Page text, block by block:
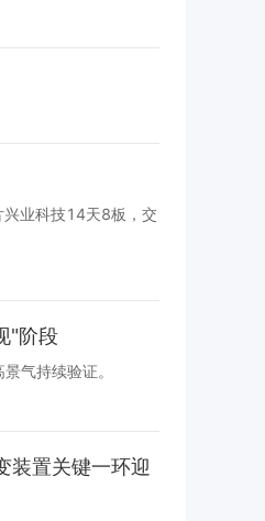
业科技14天8板，交
"阶段
气持续验证。
装置关键一环迎